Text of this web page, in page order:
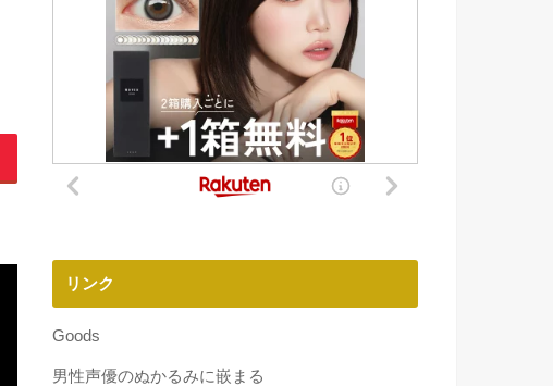
リンク
Goods
男性声優のぬかるみに嵌まる